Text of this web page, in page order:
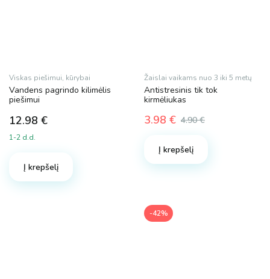
Viskas piešimui, kūrybai
Vandens pagrindo kilimėlis
piešimui
12.98 €
1-2 d.d.
Į krepšelį
Žaislai vaikams nuo 3 iki 5 metų
Antistresinis tik tok
kirmėliukas
4.90€
price
was:
4.90 €.
3.98 €
price
3.98 €.
Į krepšelį
-42%